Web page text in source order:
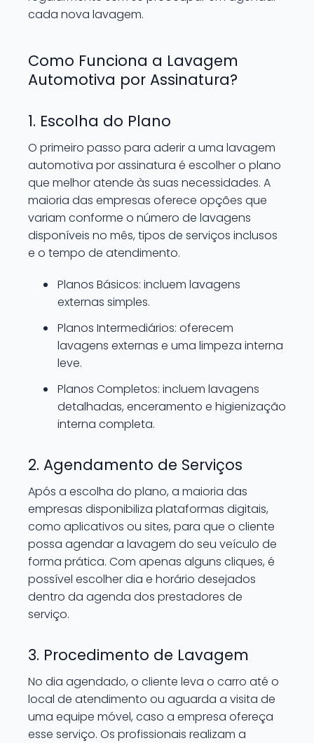
cada nova lavagem.
Como Funciona a Lavagem
Automotiva por Assinatura?
1. Escolha do Plano
O primeiro passo para aderir a uma lavagem
automotiva por assinatura é escolher o plano
que melhor atende às suas necessidades. A
maioria das empresas oferece opções que
variam conforme o número de lavagens
disponíveis no mês, tipos de serviços inclusos
e o tempo de atendimento.
Planos Básicos: incluem lavagens
externas simples.
Planos Intermediários: oferecem
lavagens externas e uma limpeza interna
leve.
Planos Completos: incluem lavagens
detalhadas, enceramento e higienização
interna completa.
2. Agendamento de Serviços
Após a escolha do plano, a maioria das
empresas disponibiliza plataformas digitais,
como aplicativos ou sites, para que o cliente
possa agendar a lavagem do seu veículo de
forma prática. Com apenas alguns cliques, é
possível escolher dia e horário desejados
dentro da agenda dos prestadores de
serviço.
3. Procedimento de Lavagem
No dia agendado, o cliente leva o carro até o
local de atendimento ou aguarda a visita de
uma equipe móvel, caso a empresa ofereça
esse serviço. Os profissionais realizam a